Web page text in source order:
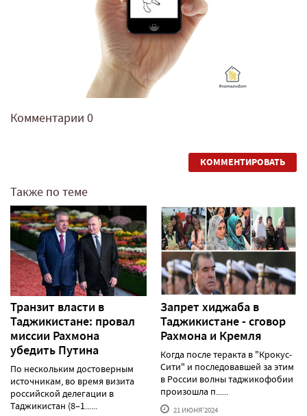
Комментарии 0
КОММЕНТИРОВАТЬ
Также по теме
Транзит власти в
Таджикистане: провал
миссии Рахмона
убедить Путина
По нескольким достоверным
источникам, во время визита
российской делегации в
Таджикистан (8–1......
Запрет хиджаба в
Таджикистане - сговор
Рахмона и Кремля
Когда после теракта в "Крокус-
Сити" и последовавшей за этим
в России волны таджикофобии
произошла п......
21 ИЮНЯ'2024